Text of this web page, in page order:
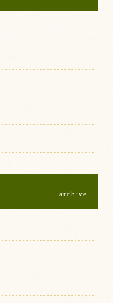
archive